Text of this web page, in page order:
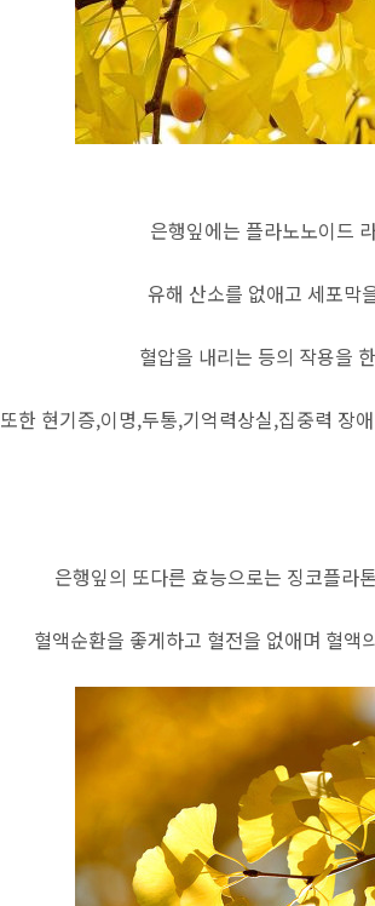
은행잎에는 플라노노이드
유해 산소를 없애고 세포막
혈압을 내리는 등의 작용을
또한 현기증,이명,두통,기억력상실,집중력 장
은행잎의 또다른 효능으로는 징코플라
혈액순환을 좋게하고 혈전을 없애며 혈액